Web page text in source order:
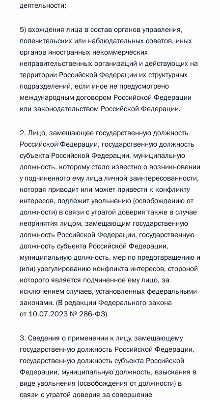
деятельности;
5) вхождения лица в состав органов управления,
попечительских или наблюдательных советов, иных
органов иностранных некоммерческих
неправительственных организаций и действующих на
территории Российской Федерации их структурных
подразделений, если иное не предусмотрено
международным договором Российской Федерации
или законодательством Российской Федерации.
2. Лицо, замещающее государственную должность
Российской Федерации, государственную должность
субъекта Российской Федерации, муниципальную
должность, которому стало известно о возникновении
у подчиненного ему лица личной заинтересованности,
которая приводит или может привести к конфликту
интересов, подлежит увольнению (освобождению от
должности) в связи с утратой доверия также в случае
непринятия лицом, замещающим государственную
должность Российской Федерации, государственную
должность субъекта Российской Федерации,
муниципальную должность, мер по предотвращению и
(или) урегулированию конфликта интересов, стороной
которого является подчиненное ему лицо, за
исключением случаев, установленных федеральными
законами. (В редакции Федерального закона
от 10.07.2023 № 286-ФЗ)
3. Сведения о применении к лицу, замещающему
государственную должность Российской Федерации,
государственную должность субъекта Российской
Федерации, муниципальную должность, взыскания в
виде увольнения (освобождения от должности) в
связи с утратой доверия за совершение